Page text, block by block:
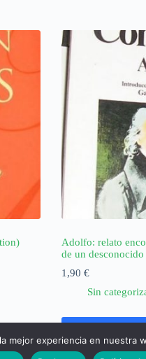
Adolfo: relato
de un desconocido
1,90 €
Sin
mejor experiencia en